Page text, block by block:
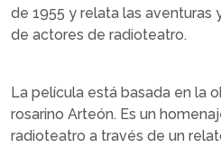
de 1955 y relata las aventuras
de actores de radioteatro.
La película está basada en la
rosarino Arteón. Es un
radioteatro a través de un